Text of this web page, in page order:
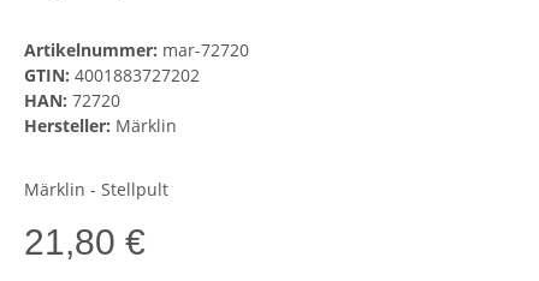
Artikelnummer: mar-72720
GTIN: 4001883727202
HAN: 72720
Hersteller: Märklin
Märklin - Stellpult
21,80 €